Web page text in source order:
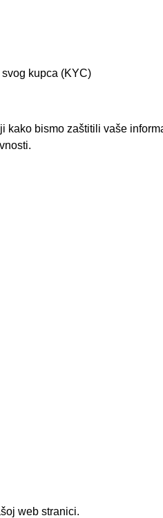
kupca (KYC)
bismo zaštitili vaše
web stranici.